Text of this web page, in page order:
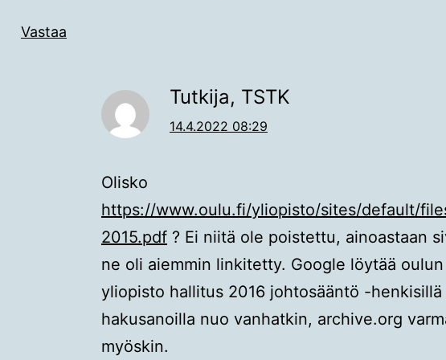
Vastaa
Tutkija, TSTK
14.4.2022 08:29
Olisko
https://www.oulu.fi/yliopisto/sites/default/
2015.pdf ? Ei niitä ole poistettu, ainoastaan
ne oli aiemmin linkitetty. Google löytää oulun
yliopisto hallitus 2016 johtosääntö -henkisillä
hakusanoilla nuo vanhatkin, archive.org
myöskin.